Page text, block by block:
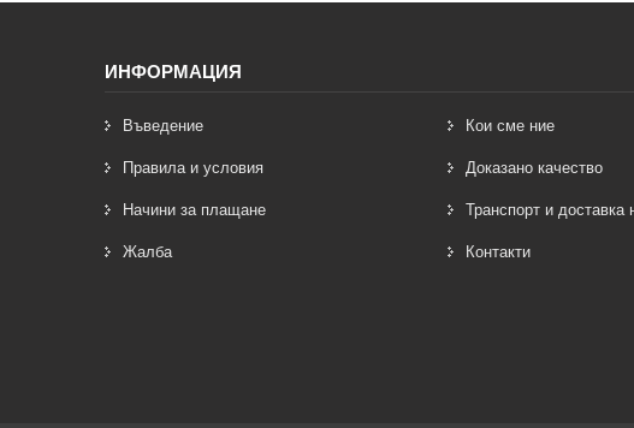
ИНФОРМАЦИЯ
Въведение Кои сме ние
Правила и условия Доказано качество
Начини за плащане Транспорт и доставка
Жалба Контакти